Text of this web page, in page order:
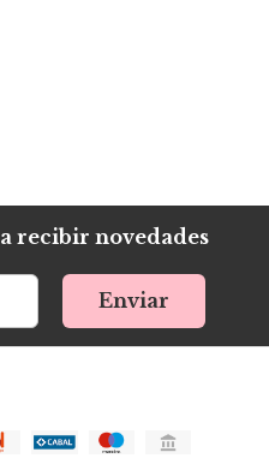
recibir novedades
Enviar